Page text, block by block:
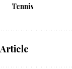
Tennis